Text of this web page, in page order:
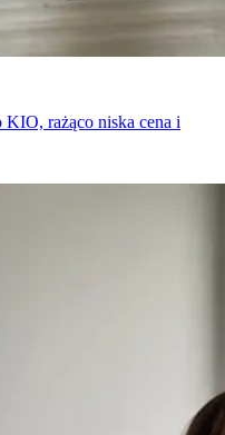
KIO, rażąco niska cena i